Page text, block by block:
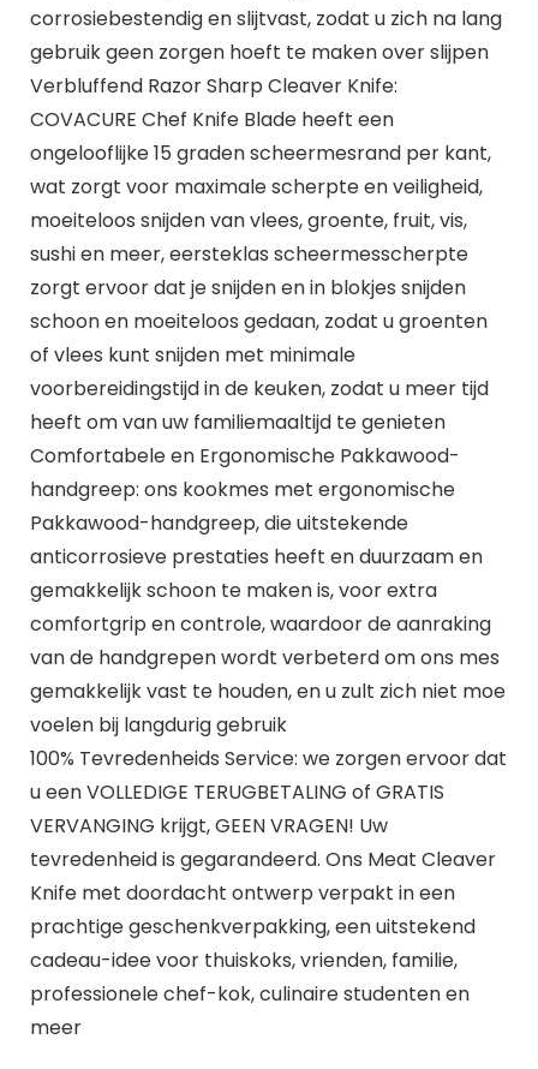
corrosiebestendig en slijtvast, zodat u zich na lang
gebruik geen zorgen hoeft te maken over slijpen
Verbluffend Razor Sharp Cleaver Knife:
COVACURE Chef Knife Blade heeft een
ongelooflijke 15 graden scheermesrand per kant,
wat zorgt voor maximale scherpte en veiligheid,
moeiteloos snijden van vlees, groente, fruit, vis,
sushi en meer, eersteklas scheermesscherpte
zorgt ervoor dat je snijden en in blokjes snijden
schoon en moeiteloos gedaan, zodat u groenten
of vlees kunt snijden met minimale
voorbereidingstijd in de keuken, zodat u meer tijd
heeft om van uw familiemaaltijd te genieten
Comfortabele en Ergonomische Pakkawood-
handgreep: ons kookmes met ergonomische
Pakkawood-handgreep, die uitstekende
anticorrosieve prestaties heeft en duurzaam en
gemakkelijk schoon te maken is, voor extra
comfortgrip en controle, waardoor de aanraking
van de handgrepen wordt verbeterd om ons mes
gemakkelijk vast te houden, en u zult zich niet moe
voelen bij langdurig gebruik
100% Tevredenheids Service: we zorgen ervoor dat
u een VOLLEDIGE TERUGBETALING of GRATIS
VERVANGING krijgt, GEEN VRAGEN! Uw
tevredenheid is gegarandeerd. Ons Meat Cleaver
Knife met doordacht ontwerp verpakt in een
prachtige geschenkverpakking, een uitstekend
cadeau-idee voor thuiskoks, vrienden, familie,
professionele chef-kok, culinaire studenten en
meer